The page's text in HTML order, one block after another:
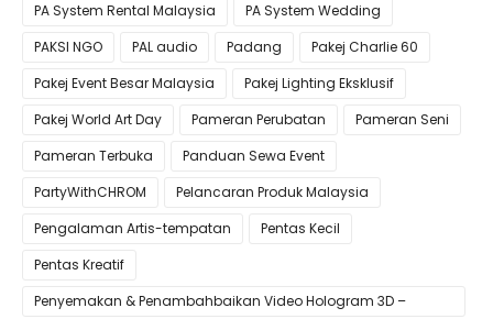
PA System Rental Malaysia
PA System Wedding
PAKSI NGO
PAL audio Padang
Pakej Charlie 60
Pakej Event Besar Malaysia
Pakej Lighting Eksklusif
Pakej World Art Day
Pameran Perubatan
Pameran Seni
Pameran Terbuka
Panduan Sewa Event
PartyWithCHROM
Pelancaran Produk Malaysia
Pengalaman Artis-tempatan
Pentas Kecil
Pentas Kreatif
Penyemakan & Penambahbaikan Video Hologram 3D –